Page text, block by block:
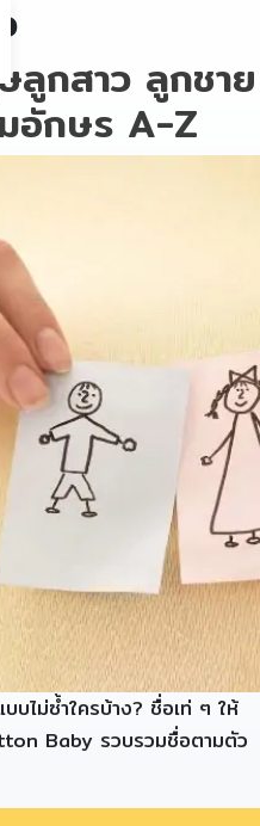
ลูกสาว ลูกชาย
อักษร A-Z
ไม่ซ้ำใครบ้าง? ชื่อเท่ ๆ ให้
Baby รวบรวมชื่อตามตัว